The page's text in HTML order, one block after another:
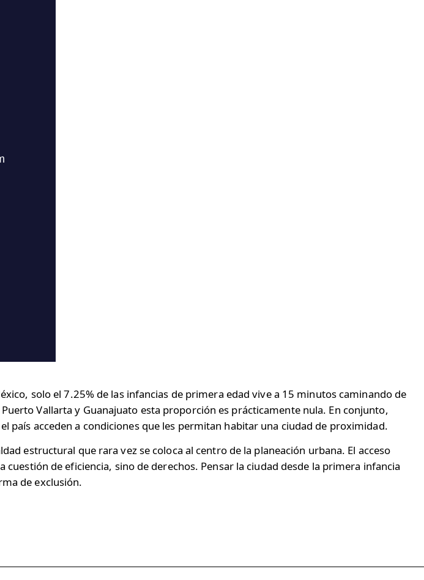
solo el 7.25% de las infancias de primera edad vive a 15 minutos caminando de
Vallarta y Guanajuato esta proporción es prácticamente nula. En conjunto,
país acceden a condiciones que les permitan habitar una ciudad de proximidad.
estructural que rara vez se coloca al centro de la planeación urbana. El acceso
de eficiencia, sino de derechos. Pensar la ciudad desde la primera infancia
de exclusión.